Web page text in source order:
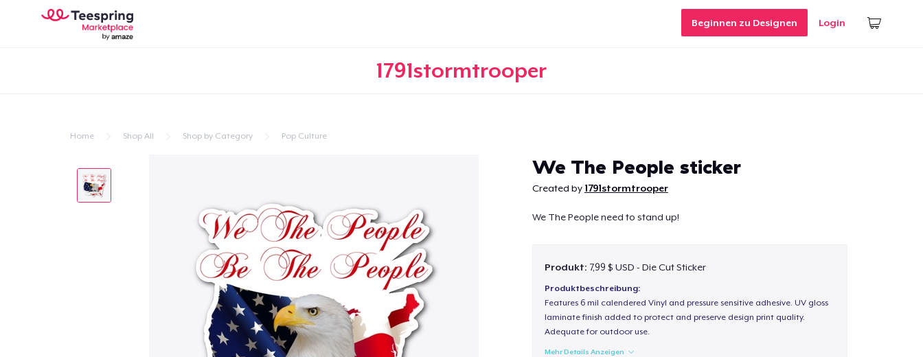
Beginnen zu Designen Login
1791stormtrooper
Home Shop All Shop by Category Pop Culture
We The People sticker
Created by 1791stormtrooper
We The People need to stand up!
Produkt: 7,99 $ USD - Die Cut Sticker
Produktbeschreibung:
Features 6 mil calendered Vinyl and pressure sensitive adhesive. UV gloss
laminate finish added to protect and preserve design print quality.
Adequate for outdoor use.
Mehr Details Anzeigen